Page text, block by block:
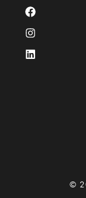
©